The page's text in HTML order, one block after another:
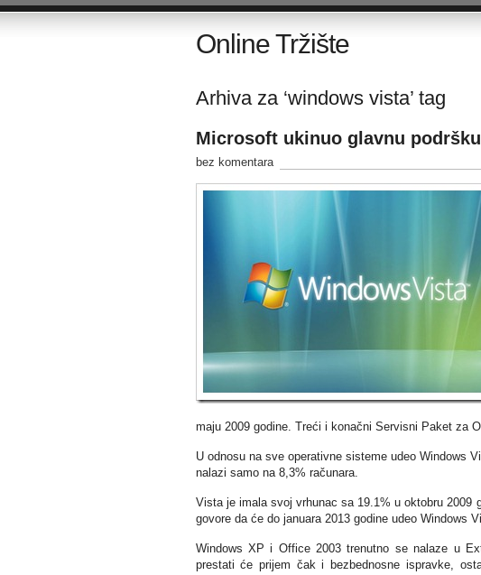
Online Tržište
Arhiva za ‘windows vista’ tag
Microsoft ukinuo glavnu
bez komentara
maju 2009 godine. Treći i konačni Servisni Paket za
U odnosu na sve operativne sisteme udeo Windows
nalazi samo na 8,3% računara.
Vista je imala svoj vrhunac sa 19.1% u oktobru 2009
govore da će do januara 2013 godine udeo Windows
Windows XP i Office 2003 trenutno se nalaze u
prestati će prijem čak i bezbednosne ispravke,